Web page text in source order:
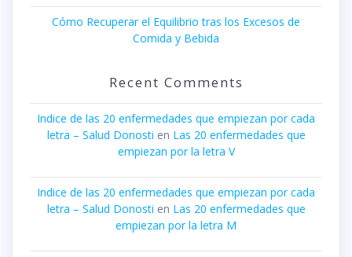
Cómo Recuperar el Equilibrio tras los Excesos de
Comida y Bebida
Recent Comments
Indice de las 20 enfermedades que empiezan por cada
letra – Salud Donosti en Las 20 enfermedades que
empiezan por la letra V
Indice de las 20 enfermedades que empiezan por cada
letra – Salud Donosti en Las 20 enfermedades que
empiezan por la letra M